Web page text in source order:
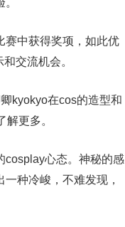
赛中获得奖项，如此优
交流机会。
kyokyo在cos的造型和
更多。
cosplay心态。神秘的感
种冷峻，不难发现，